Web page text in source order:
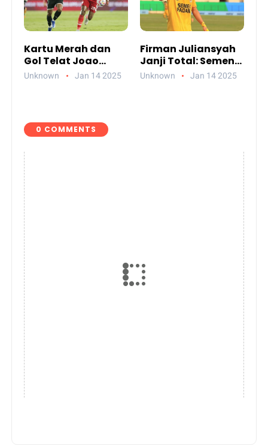
Kartu Merah dan
Gol Telat Joao
Balotelli, Persis Solo
Unknown Jan 14 2025
Firman Juliansyah
Janji Total: Semen
Padang Siap
Unknown Jan 14 2025
0 COMMENTS